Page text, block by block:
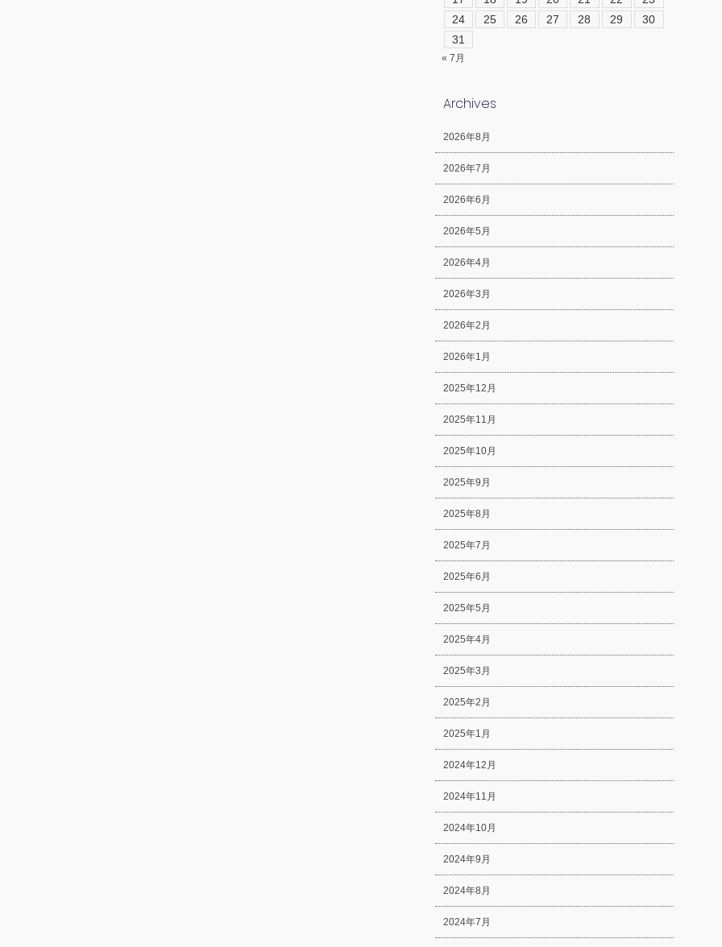
24
25 26 27 28 29
30
31
« 7月
Archives
2026年8月
2026年7月
2026年6月
2026年5月
2026年4月
2026年3月
2026年2月
2026年1月
2025年12月
2025年11月
2025年10月
2025年9月
2025年8月
2025年7月
2025年6月
2025年5月
2025年4月
2025年3月
2025年2月
2025年1月
2024年12月
2024年11月
2024年10月
2024年9月
2024年8月
2024年7月